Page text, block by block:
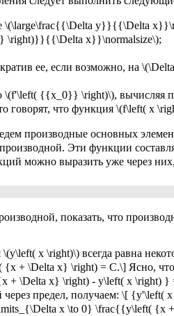
\(\large\frac{{\Delta y}}{{\Delta
\right)}}{{\Delta x}}\normalsize\);
ее, если возможно, на
{{x_0}} \right)\), вычисляя
говорят, что функция \(f\left( x
производные основных
Эти функции
можно выразить уже через
показать, что
x \right)\) всегда равна
{x + \Delta x} \right) = C.\] Ясно,
+ \Delta x} \right) - y\left( x \right) }
через предел, получаем: \[
x \to 0} \frac{{y\left( {x